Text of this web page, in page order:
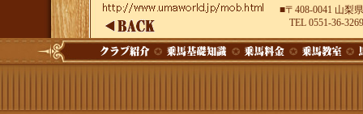
■〒408-0041 山梨
TEL 0551-36-